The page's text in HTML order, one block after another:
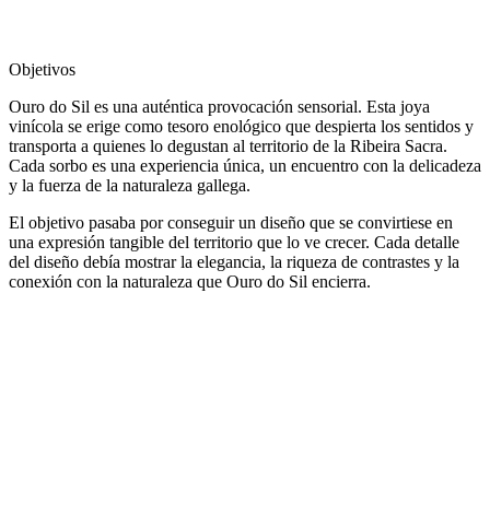
Objetivos
Ouro do Sil es una auténtica provocación sensorial. Esta joya
vinícola se erige como tesoro enológico que despierta los sentidos y
transporta a quienes lo degustan al territorio de la Ribeira Sacra.
Cada sorbo es una experiencia única, un encuentro con la delicadeza
y la fuerza de la naturaleza gallega.
El objetivo pasaba por conseguir un diseño que se convirtiese en
una expresión tangible del territorio que lo ve crecer. Cada detalle
del diseño debía mostrar la elegancia, la riqueza de contrastes y la
conexión con la naturaleza que Ouro do Sil encierra.